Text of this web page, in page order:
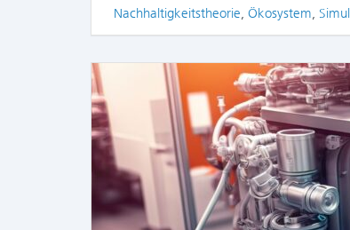
Nachhaltigkeitstheorie, Ökosystem,